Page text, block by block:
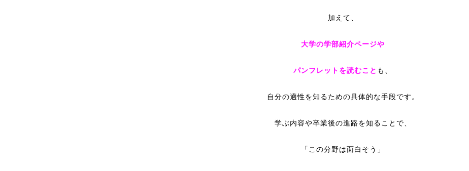
加えて、
大学の学部紹介ページや
パンフレットを読むこと も、
自分の適性を知るための具体的な手段です。
学ぶ内容や卒業後の進路を知ることで、
「この分野は面白そう」